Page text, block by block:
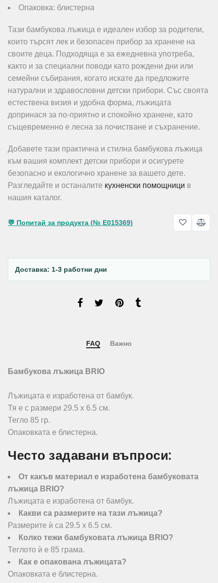
Опаковка: блистерна
Тази бамбукова лъжица е идеален избор за родители,
които търсят лек и безопасен прибор за хранене на
своите деца. Подходяща е за ежедневна употреба,
както и за специални поводи като рождени дни или
семейни събирания, когато искате да предложите
натурални и здравословни детски прибори. Със своята
естествена визия и удобна форма, лъжицата
допринася за по-приятно и спокойно хранене, като
същевременно е лесна за почистване и съхранение.
Добавете тази практична и стилна бамбукова лъжица
към вашия комплект детски прибори и осигурете
безопасно и екологично хранене за вашето дете.
Разгледайте и останалите кухненски помощници в
нашия каталог.
💬 Попитай за продукта (№ E015369)
Доставка: 1-3 работни дни
FAQ Важно
Бамбукова лъжица BRIO
Лъжицата е изработена от бамбук.
Тя е с размери 29.5 х 6.5 см.
Тегло 85 гр.
Опаковката е блистерна.
Често задавани въпроси:
От какъв материал е изработена бамбуковата
лъжица BRIO?
Лъжицата е изработена от бамбук.
Какви са размерите на тази лъжица?
Размерите ѝ са 29.5 х 6.5 см.
Колко тежи бамбуковата лъжица BRIO?
Теглото ѝ е 85 грама.
Как е опакована лъжицата?
Опаковката е блистерна.